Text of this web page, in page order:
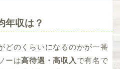
年収は？
どのくらいになるのかが一番
ーは高待遇・高収入 で有名で